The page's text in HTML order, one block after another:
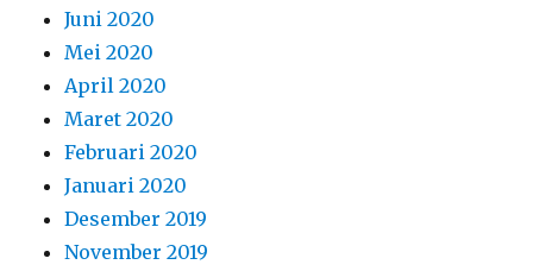
Juni 2020
Mei 2020
April 2020
Maret 2020
Februari 2020
Januari 2020
Desember 2019
November 2019